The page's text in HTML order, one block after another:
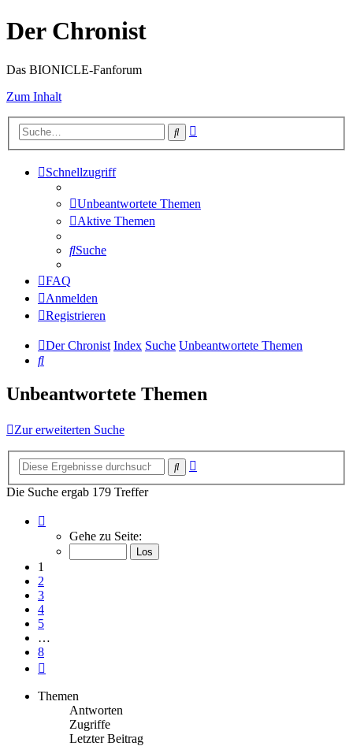
Der Chronist
Das BIONICLE-Fanforum
Zum Inhalt
Suche
Schnellzugriff
Unbeantwortete Themen
Aktive Themen
Suche
FAQ
Anmelden
Registrieren
Der Chronist Index Suche Unbeantwortete Themen
Suche
Unbeantwortete Themen
Zur erweiterten Suche
Suche
Die Suche ergab 179 Treffer
von
Gehe zu Seite:
1
2
3
4
5
…
8
Themen
Antworten
Zugriffe
Letzter Beitrag